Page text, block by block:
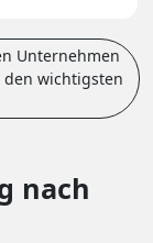
Unternehmen
den wichtigsten
nach